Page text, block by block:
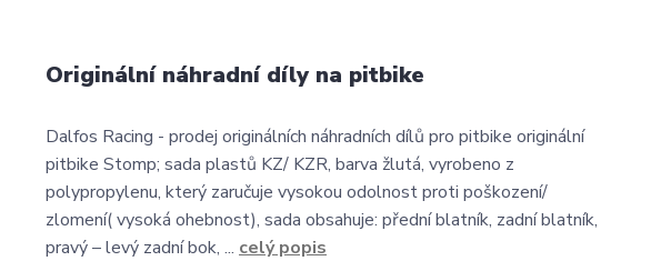
Originální náhradní díly na pitbike
Dalfos Racing - prodej originálních náhradních dílů pro pitbike originální
pitbike Stomp; sada plastů KZ/ KZR, barva žlutá, vyrobeno z
polypropylenu, který zaručuje vysokou odolnost proti poškození/
zlomení( vysoká ohebnost), sada obsahuje: přední blatník, zadní blatník,
pravý – levý zadní bok, ... celý popis